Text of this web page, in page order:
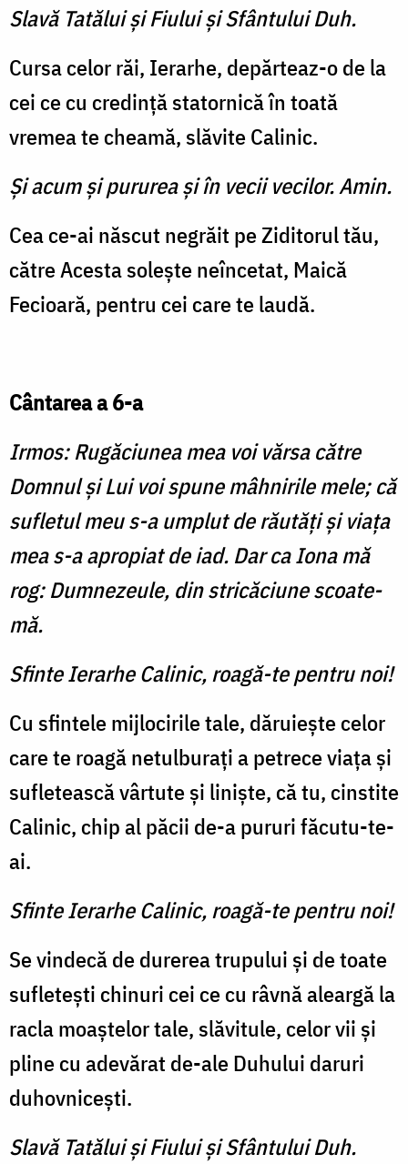
Slavă Tatălui şi Fiului şi Sfântului Duh.
Cursa celor răi, Ierarhe, depărteaz-o de la
cei ce cu credință statornică în toată
vremea te cheamă, slăvite Calinic.
Şi acum şi pururea şi în vecii vecilor. Amin.
Cea ce-ai născut negrăit pe Ziditorul tău,
către Acesta solește neîncetat, Maică
Fecioară, pentru cei care te laudă.
Cântarea a 6-a
Irmos: Rugăciunea mea voi vărsa către
Domnul şi Lui voi spune mâhnirile mele; că
sufletul meu s-a umplut de răutăţi şi viaţa
mea s-a apropiat de iad. Dar ca Iona mă
rog: Dumnezeule, din stricăciune scoate-
mă.
Sfinte Ierarhe Calinic, roagă-te pentru noi!
Cu sfintele mijlocirile tale, dăruiește celor
care te roagă netulburați a petrece viața și
sufletească vârtute și liniște, că tu, cinstite
Calinic, chip al păcii de-a pururi făcutu-te-
ai.
Sfinte Ierarhe Calinic, roagă-te pentru noi!
Se vindecă de durerea trupului și de toate
sufletești chinuri cei ce cu râvnă aleargă la
racla moaștelor tale, slăvitule, celor vii și
pline cu adevărat de-ale Duhului daruri
duhovnicești.
Slavă Tatălui şi Fiului şi Sfântului Duh.